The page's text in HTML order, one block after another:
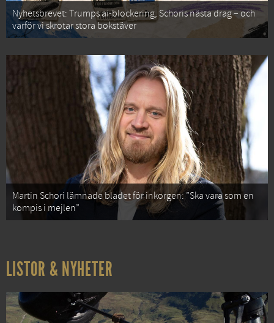
Nyhetsbrevet: Trumps ai-blockering, Schoris nästa drag – och
varför vi skrotar stora bokstäver
Martin Schori lämnade bladet för inkorgen: ”Ska vara som en
kompis i mejlen”
LISTOR & NYHETER